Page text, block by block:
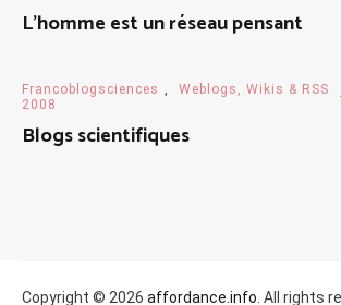
L’homme est un réseau pensant
Francoblogsciences Weblogs, Wikis & RSS
2008
Blogs scientifiques
Copyright © 2026 affordance.info . All rights